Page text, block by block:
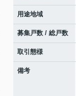
用途地域
募集戸数 / 総戸数
取引態様
備考